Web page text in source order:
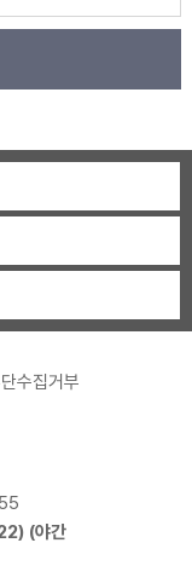
수집거부
) (야간